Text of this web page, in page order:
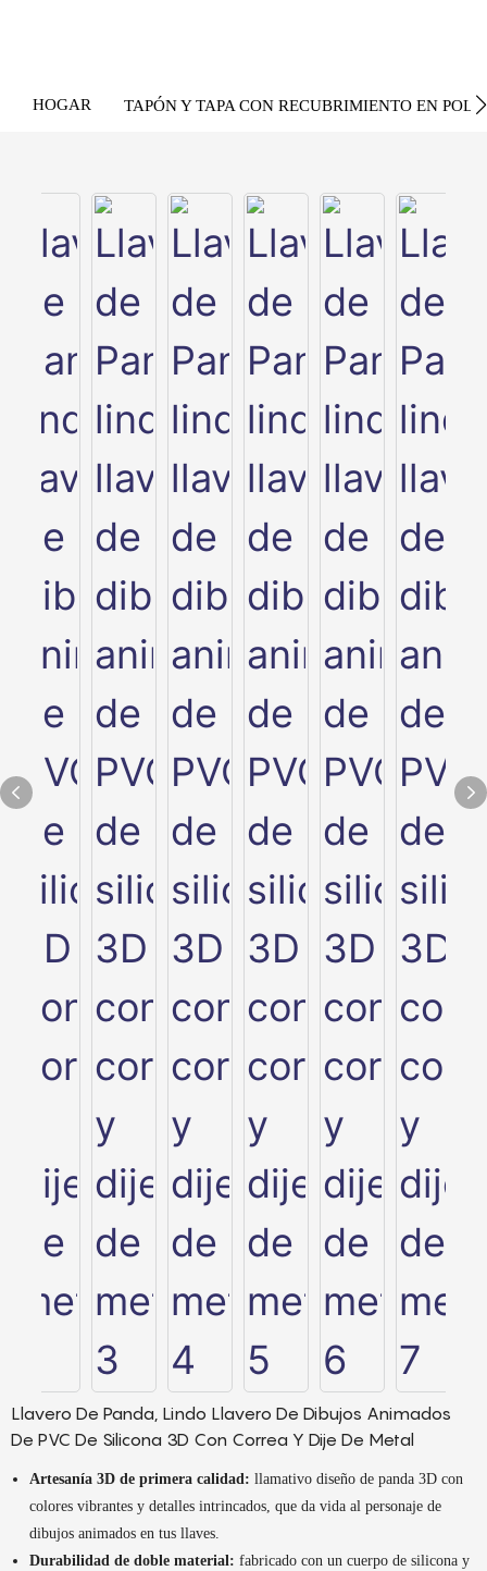
HOGAR TAPÓN Y TAPA CON RECUBRIMIENTO EN
Llavero De Panda, Lindo Llavero De Dibujos Animados
De PVC De Silicona 3D Con Correa Y Dije De Metal
Artesanía 3D de primera calidad: llamativo diseño de panda 3D con
colores vibrantes y detalles intrincados, que da vida al personaje de
dibujos animados en tus llaves.
Durabilidad de doble material: fabricado con un cuerpo de silicona y